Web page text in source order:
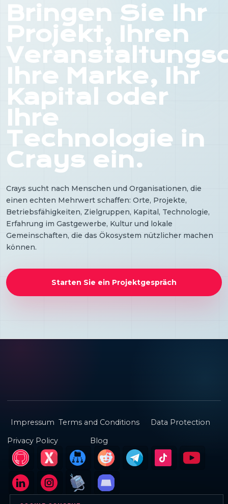
Bringen Sie Ihr
Projekt, Ihren
Ihre Marke, Ihr
Kapital oder
Ihre
Technologie in
Crays ein.
Crays sucht nach Menschen und Organisationen, die
einen echten Mehrwert schaffen: Orte, Projekte,
Betriebsfähigkeiten, Zielgruppen, Kapital, Technologie,
Erfahrung im Gastgewerbe, Kultur und lokale
Gemeinschaften, die das Ökosystem nützlicher machen
können.
Starten Sie ein Projektgespräch
Impressum Terms and Conditions
Data Protection
Privacy Policy
Blog